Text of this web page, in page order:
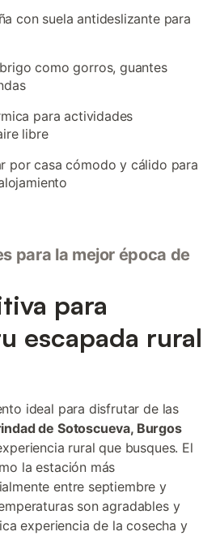
con suela antideslizante para
como gorros, guantes
para actividades
libre
por casa cómodo y cálido para
para la mejor época de
para
escapada rural
ideal para disfrutar de las
de Sotoscueva, Burgos
rural que busques. El
la estación más
entre septiembre y
son agradables y
experiencia de la cosecha y